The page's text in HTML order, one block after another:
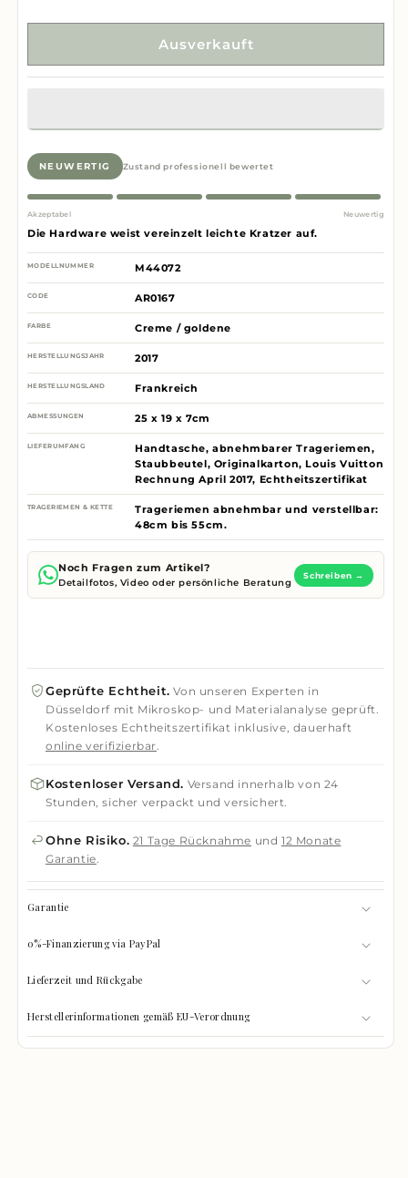
Ausverkauft
NEUWERTIG Zustand professionell bewertet
Akzeptabel Neuwertig
Die Hardware weist vereinzelt leichte Kratzer auf.
MODELLNUMMER M44072
CODE AR0167
FARBE Creme / goldene
HERSTELLUNGSJAHR 2017
HERSTELLUNGSLAND Frankreich
ABMESSUNGEN 25 x 19 x 7cm
LIEFERUMFANG
Handtasche, abnehmbarer Trageriemen,
Staubbeutel, Originalkarton, Louis Vuitton
Rechnung April 2017, Echtheitszertifikat
TRAGERIEMEN & KETTE
Trageriemen abnehmbar und verstellbar:
48cm bis 55cm.
Noch Fragen zum Artikel?
Detailfotos, Video oder persönliche Beratung
Schreiben →
Geprüfte Echtheit. Von unseren Experten in
Düsseldorf mit Mikroskop- und Materialanalyse geprüft.
Kostenloses Echtheitszertifikat inklusive, dauerhaft
online verifizierbar.
Kostenloser Versand. Versand innerhalb von 24
Stunden, sicher verpackt und versichert.
Ohne Risiko. 21 Tage Rücknahme und12 Monate
Garantie.
Garantie
0%-Finanzierung via PayPal
Lieferzeit und Rückgabe
Herstellerinformationen gemäß EU-Verordnung